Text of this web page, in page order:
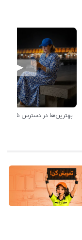
بهترین‌ها در دسترس